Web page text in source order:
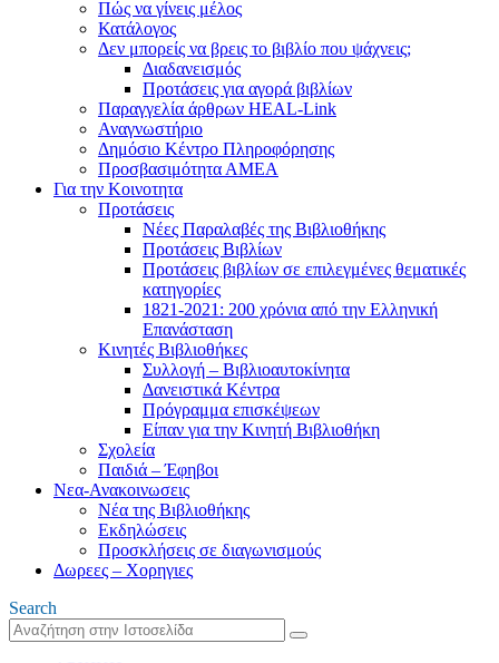
Πώς να γίνεις μέλος
Κατάλογος
Δεν μπορείς να βρεις το βιβλίο που ψάχνεις;
Διαδανεισμός
Προτάσεις για αγορά βιβλίων
Παραγγελία άρθρων HEAL-Link
Αναγνωστήριο
Δημόσιο Κέντρο Πληροφόρησης
Προσβασιμότητα ΑΜΕΑ
Για την Κοινοτητα
Προτάσεις
Νέες Παραλαβές της Βιβλιοθήκης
Προτάσεις Βιβλίων
Προτάσεις βιβλίων σε επιλεγμένες θεματικές
κατηγορίες
1821-2021: 200 χρόνια από την Ελληνική
Επανάσταση
Κινητές Βιβλιοθήκες
Συλλογή – Βιβλιοαυτοκίνητα
Δανειστικά Κέντρα
Πρόγραμμα επισκέψεων
Είπαν για την Κινητή Βιβλιοθήκη
Σχολεία
Παιδιά – Έφηβοι
Νεα-Ανακοινωσεις
Νέα της Βιβλιοθήκης
Εκδηλώσεις
Προσκλήσεις σε διαγωνισμούς
Δωρεες – Χορηγιες
Search